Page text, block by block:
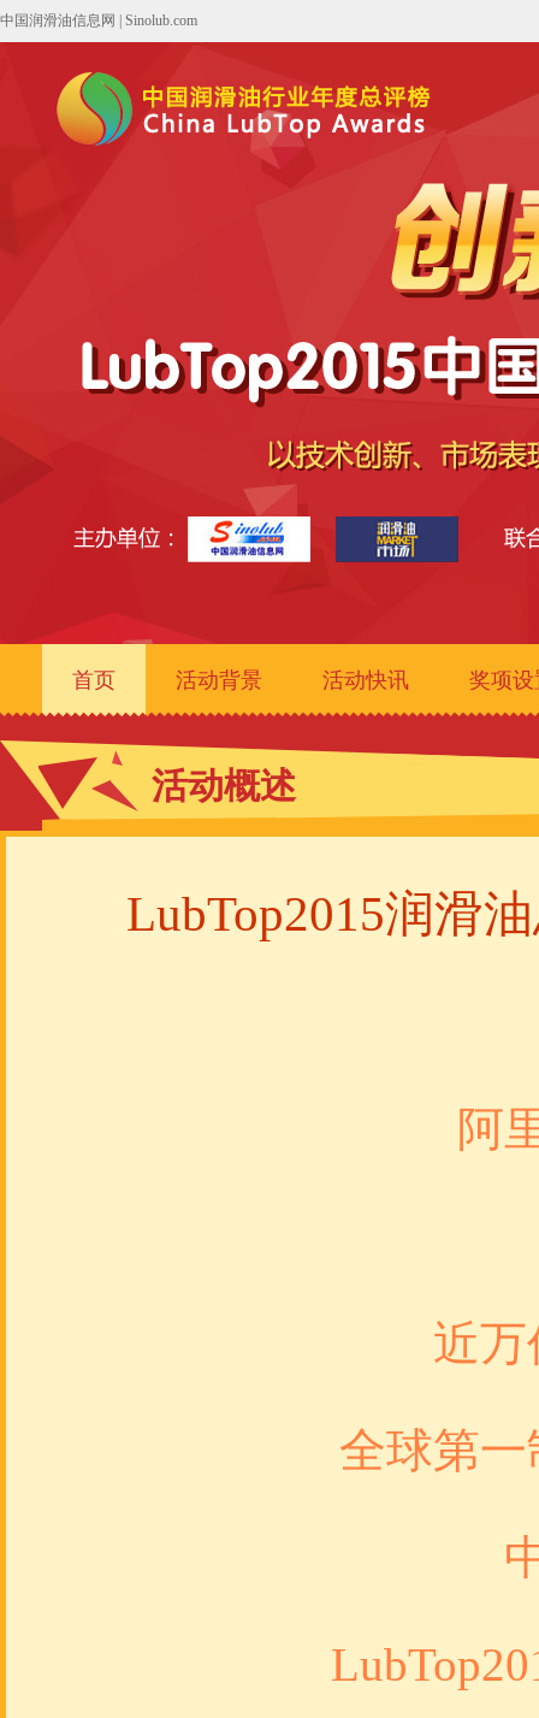
中国润滑油信息网 Sinolub.com
首页 活动背景 活动快讯 奖项设
活动概述
LubTop2015润滑
阿里
近万
全球第一
中